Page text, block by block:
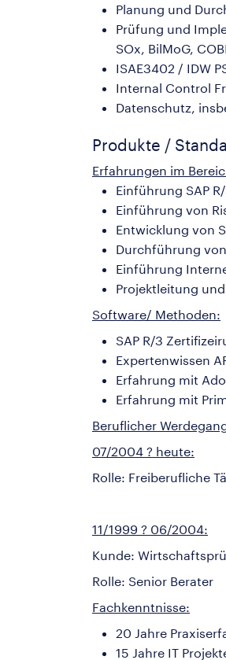
Planung und
Prüfung und
SOx, BilMoG,
ISAE3402 / IDW
Internal Control
Datenschutz,
Produkte /
Erfahrungen im
Einführung SAP
Einführung von
Entwicklung von
Durchführung
Einführung
Projektleitung
Software/ Methoden:
SAP R/3
Expertenwissen
Erfahrung mit
Erfahrung mit
Beruflicher
07/2004 ? heute:
Rolle: Freiberufliche
11/1999 ? 06/2004:
Kunde:
Rolle: Senior Berater
Fachkenntnisse:
20 Jahre
15 Jahre IT